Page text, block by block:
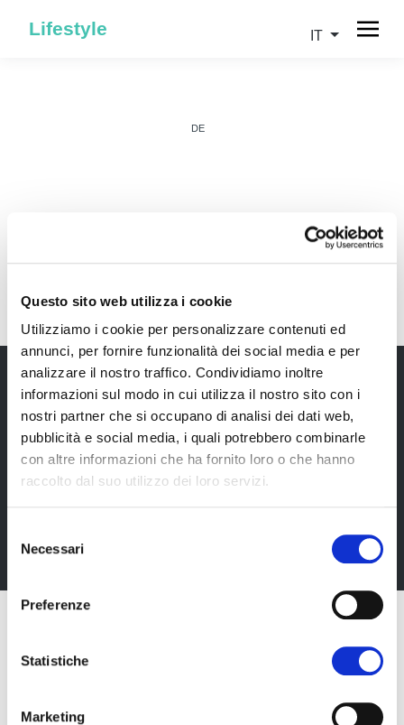
Questo sito web utilizza i cookie
Utilizziamo i cookie per personalizzare contenuti ed
annunci, per fornire funzionalità dei social media e per
analizzare il nostro traffico. Condividiamo inoltre
informazioni sul modo in cui utilizza il nostro sito con i
nostri partner che si occupano di analisi dei dati web,
pubblicità e social media, i quali potrebbero combinarle
con altre informazioni che ha fornito loro o che hanno
raccolto dal suo utilizzo dei loro servizi.
delNecessari
Preferenze
Statistiche
Marketing
Lifestyle IT
DE
Newsletter
Rimani sempre aggiornata*o sui nostri eventi, ricevi
informazioni utili in anteprima! Naturalmente senza
Iscriviti alla Newsletter